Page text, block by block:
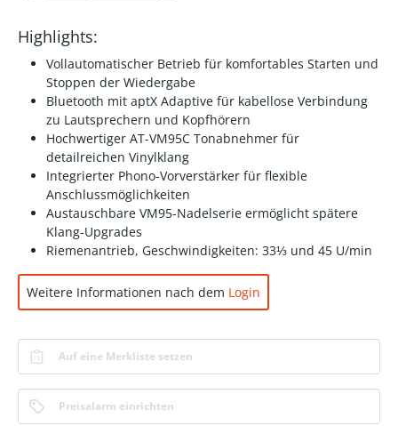
Highlights:
Vollautomatischer Betrieb für komfortables Starten und
Stoppen der Wiedergabe
Bluetooth mit aptX Adaptive für kabellose Verbindung
zu Lautsprechern und Kopfhörern
Hochwertiger AT-VM95C Tonabnehmer für
detailreichen Vinylklang
Integrierter Phono-Vorverstärker für flexible
Anschlussmöglichkeiten
Austauschbare VM95-Nadelserie ermöglicht spätere
Klang-Upgrades
Riemenantrieb, Geschwindigkeiten: 33⅓ und 45 U/min
Weitere Informationen nach dem Login
Auf eine Merkliste setzen
Preisalarm einrichten